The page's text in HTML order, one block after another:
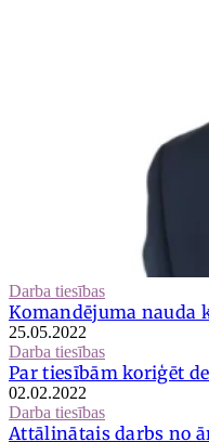
Darba tiesības
Komandējuma nauda
25.05.2022
Darba tiesības
Par tiesībām koriģēt
02.02.2022
Darba tiesības
Attālinātais darbs no